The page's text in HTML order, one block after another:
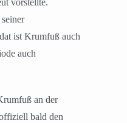
vorstellte.
ist Krumfuß auch
auch
an der
bald den